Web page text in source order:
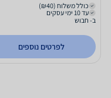
כולל משלוח (₪40)
עד 10 ימי עסקים
ב- חבוש
לפרטים נוספים